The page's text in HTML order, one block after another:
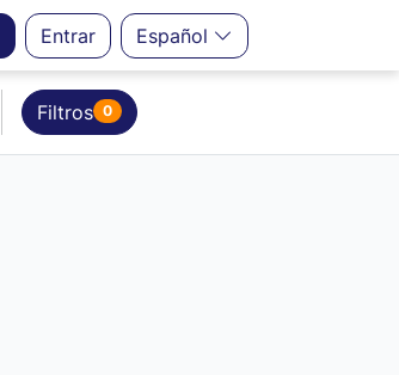
Entrar Español
Filtros 0